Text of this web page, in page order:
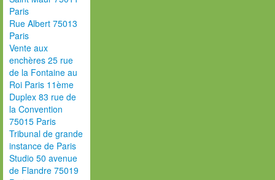
Paris
Rue Albert 75013
Paris
Vente aux
enchères 25 rue
de la Fontaine au
Roi Paris 11ème
Duplex 83 rue de
la Convention
75015 Paris
Tribunal de grande
instance de Paris
Studio 50 avenue
de Flandre 75019